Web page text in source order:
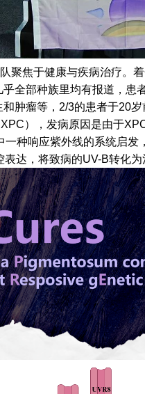
聚焦于健康与疾病治疗。
全部种族里均有报道，
肿瘤等，2/3的患者于20
），发病原因是由于
种响应紫外线的系统启
达，将致病的UV-B转化